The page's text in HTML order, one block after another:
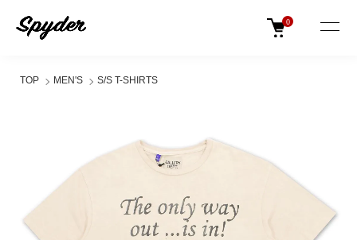
0
TOP MEN'S S/S T-SHIRTS